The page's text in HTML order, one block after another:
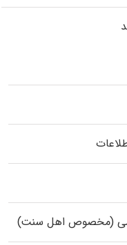
(مخصوص اهل سنت)